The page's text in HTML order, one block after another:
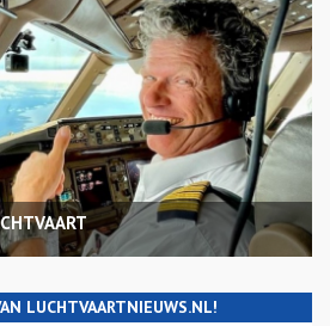
LUCHTVAARTNIEUWS.NL!